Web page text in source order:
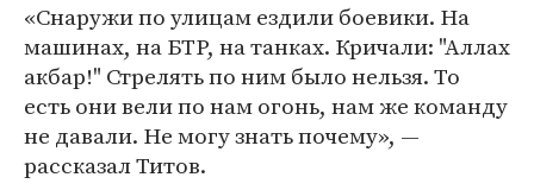
«Снаружи по улицам ездили боевики. На
машинах, на БТР, на танках. Кричали: "Аллах
акбар!" Стрелять по ним было нельзя. То
есть они вели по нам огонь, нам же команду
не давали. Не могу знать почему», —
рассказал Титов.